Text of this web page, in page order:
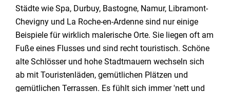
Städte wie Spa, Durbuy, Bastogne, Namur, Libramont-
Chevigny und La Roche-en-Ardenne sind nur einige
Beispiele für wirklich malerische Orte. Sie liegen oft am
Fuße eines Flusses und sind recht touristisch. Schöne
alte Schlösser und hohe Stadtmauern wechseln sich
ab mit Touristenläden, gemütlichen Plätzen und
gemütlichen Terrassen. Es fühlt sich immer 'nett und